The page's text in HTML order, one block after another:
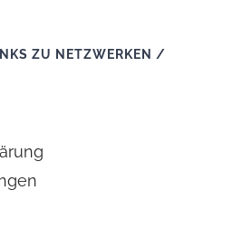
ZU NETZWERKEN /